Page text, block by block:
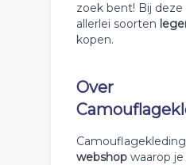
zoek bent! Bij
allerlei soorten
kopen.
Over
webshop waarop